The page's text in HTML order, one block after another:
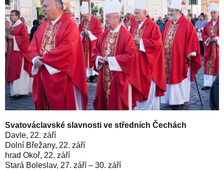
Svatováclavské slavnosti ve středních Čechách
Davle, 22. září
Dolní Břežany, 22. září
hrad Okoř, 22. září
Stará Boleslav, 27. září – 30. září